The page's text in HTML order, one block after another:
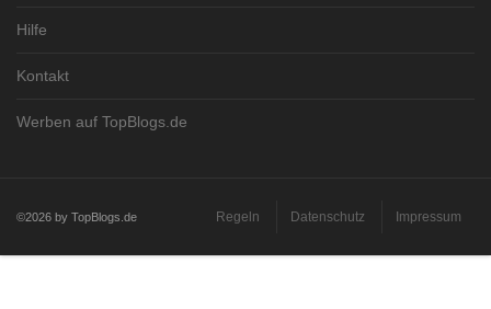
Hilfe
Kontakt
Werben auf TopBlogs.de
©2026 by TopBlogs.de Regeln Datenschutz Impressum